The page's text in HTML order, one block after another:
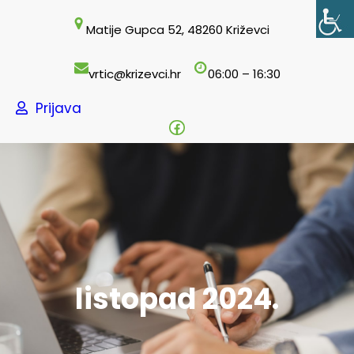
Matije Gupca 52, 48260 Križevci
vrtic@krizevci.hr 06:00 – 16:30
Prijava
Facebook
listopad 2024.